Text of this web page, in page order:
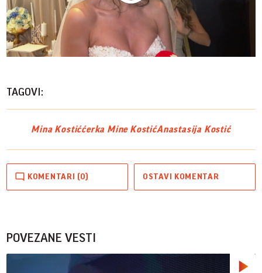
Play
TAGOVI:
Mina Kostiććerka Mine KostićAnastasija Kostić
KOMENTARI (0) OSTAVI KOMENTAR
POVEZANE VESTI